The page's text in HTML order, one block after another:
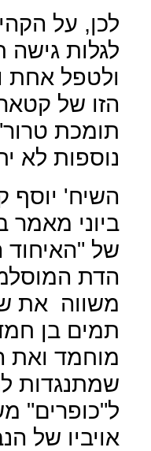
לכן, על
לגלות גישה
ולטפל אחת
הזו של
תומכת
נוספות לא
ביוני מאמר
של "האיחוד
הדת
משווה את
תמים בן
מוחמד ואת
שמתנגדות
ל"כופרים"
אויביו של